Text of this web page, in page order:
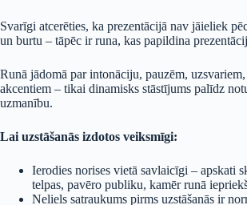
Svarīgi atcerēties, ka prezentācijā nav jāieliek
un burtu – tāpēc ir runa, kas papildina
Runā jādomā par intonāciju, pauzēm,
akcentiem – tikai dinamisks stāstījums palīdz
uzmanību.
Lai uzstāšanās izdotos veiksmīgi:
Ierodies norises vietā savlaicīgi – apskati
telpas, pavēro publiku, kamēr runā
Neliels satraukums pirms uzstāšanās ir